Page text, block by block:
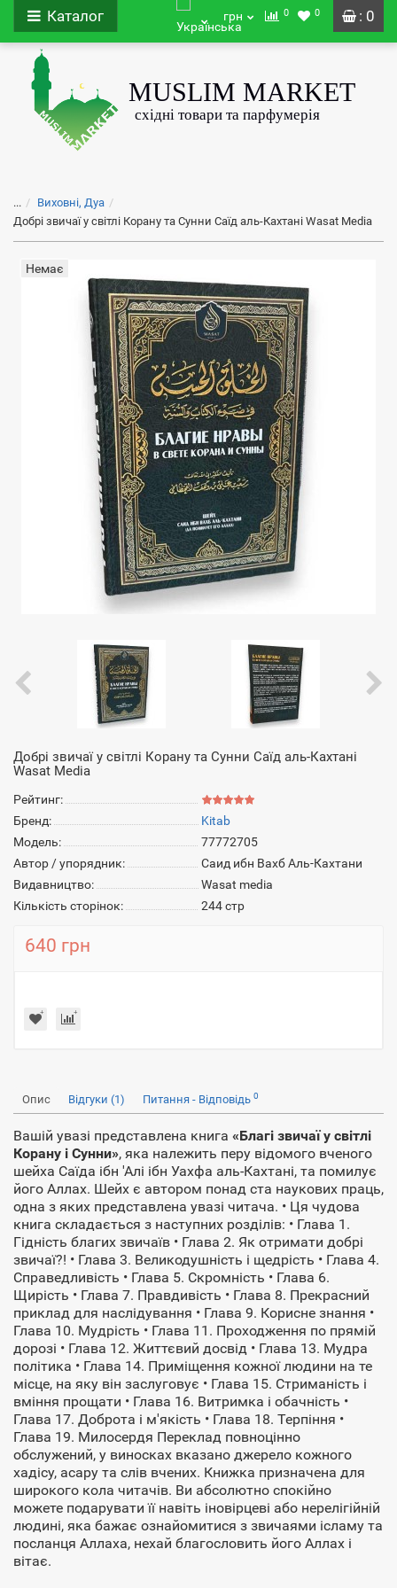
: 0
Каталог грн 0 0
...
Виховні, Дуа
Добрі звичаї у світлі Корану та Сунни Саїд аль-Кахтані Wasat Media
Немає
Добрі звичаї у світлі Корану та Сунни Саїд аль-Кахтані
Wasat Media
Рейтинг:
Бренд:
Kitab
Модель:
77772705
Автор / упорядник:
Саид ибн Вахб Аль-Кахтани
Видавництво:
Wasat media
Кількість сторінок:
244 стр
640 грн
Опис Відгуки (1) Питання - Відповідь 0
Вашій увазі представлена книга «Благі звичаї у світлі
Корану і Сунни», яка належить перу відомого вченого
шейха Саїда ібн 'Алі ібн Уахфа аль-Кахтані, та помилує
його Аллах. Шейх є автором понад ста наукових праць,
одна з яких представлена увазі читача. • Ця чудова
книга складається з наступних розділів: • Глава 1.
Гідність благих звичаїв • Глава 2. Як отримати добрі
звичаї?! • Глава 3. Великодушність і щедрість • Глава 4.
Справедливість • Глава 5. Скромність • Глава 6.
Щирість • Глава 7. Правдивість • Глава 8. Прекрасний
приклад для наслідування • Глава 9. Корисне знання •
Глава 10. Мудрість • Глава 11. Проходження по прямій
дорозі • Глава 12. Життєвий досвід • Глава 13. Мудра
політика • Глава 14. Приміщення кожної людини на те
місце, на яку він заслуговує • Глава 15. Стриманість і
вміння прощати • Глава 16. Витримка і обачність •
Глава 17. Доброта і м'якість • Глава 18. Терпіння •
Глава 19. Милосердя Переклад повноцінно
обслужений, у виносках вказано джерело кожного
хадісу, асару та слів вчених. Книжка призначена для
широкого кола читачів. Ви абсолютно спокійно
можете подарувати її навіть іновірцеві або нерелігійній
людині, яка бажає ознайомитися з звичаями ісламу та
посланця Аллаха, нехай благословить його Аллах і
вітає.